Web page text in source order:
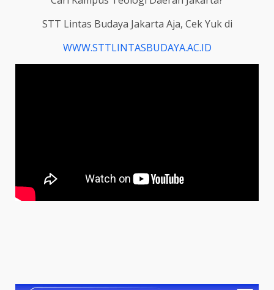
STT Lintas Budaya Jakarta Aja, Cek Yuk di
WWW.STTLINTASBUDAYA.AC.ID